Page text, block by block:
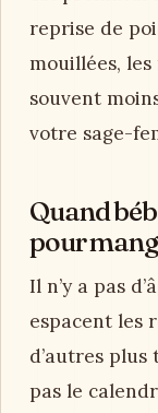
reprise de
mouillées,
souvent
votre sage-
Quand
pour
Il n’y a pas
espacent les
d’autres
pas le